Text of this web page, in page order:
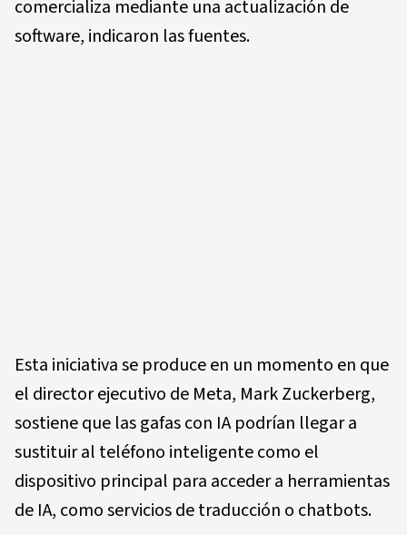
comercializa mediante una actualización de
software, indicaron las fuentes.
Esta iniciativa se produce en un momento en que
el director ejecutivo de Meta, Mark Zuckerberg,
sostiene que las gafas con IA podrían llegar a
sustituir al teléfono inteligente como el
dispositivo principal para acceder a herramientas
de IA, como servicios de traducción o chatbots.